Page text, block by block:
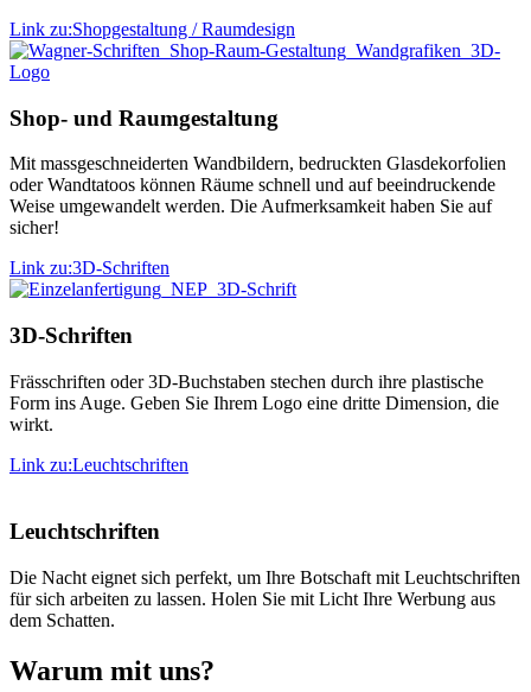
Link zu:Shopgestaltung / Raumdesign
Shop- und Raumgestaltung
Mit massgeschneiderten Wandbildern, bedruckten Glasdekorfolien
oder Wandtatoos können Räume schnell und auf beeindruckende
Weise umgewandelt werden. Die Aufmerksamkeit haben Sie auf
sicher!
Link zu:3D-Schriften
3D-Schriften
Frässchriften oder 3D-Buchstaben stechen durch ihre plastische
Form ins Auge. Geben Sie Ihrem Logo eine dritte Dimension, die
wirkt.
Link zu:Leuchtschriften
Leuchtschriften
Die Nacht eignet sich perfekt, um Ihre Botschaft mit Leuchtschriften
für sich arbeiten zu lassen. Holen Sie mit Licht Ihre Werbung aus
dem Schatten.
Warum mit uns?